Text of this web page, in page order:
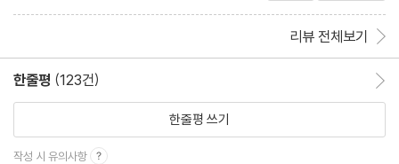
리뷰 전체보기
한줄평 (123건)
한줄평 쓰기
작성 시 유의사항